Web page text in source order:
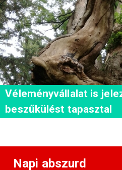
Véleményvállalat is
beszűkülést tapasztal
Napi abszurd